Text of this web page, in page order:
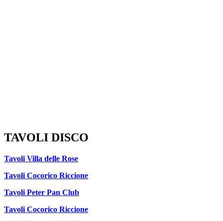
TAVOLI DISCO
Tavoli Villa delle Rose
Tavoli Cocorico Riccione
Tavoli Peter Pan Club
Tavoli Cocorico Riccione